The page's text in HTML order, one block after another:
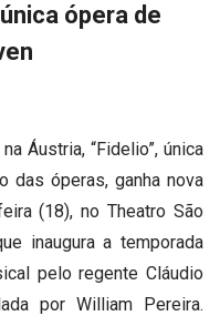
ópera de
Áustria, “Fidelio”, única
das óperas, ganha nova
(18), no Theatro São
inaugura a temporada
pelo regente Cláudio
por William Pereira.